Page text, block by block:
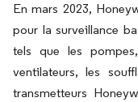
En mars 2023,
pour la surveillance
tels que les
ventilateurs, les
transmetteurs